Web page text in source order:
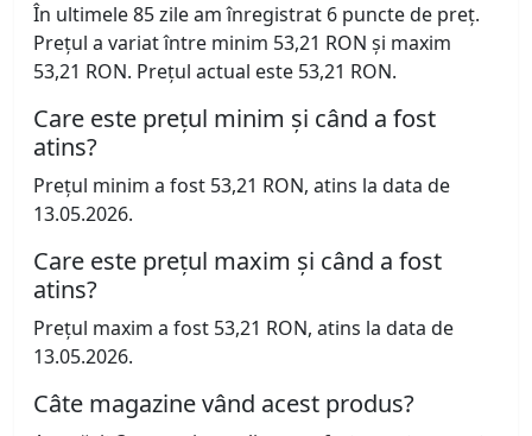
În ultimele 85 zile am înregistrat 6 puncte de preț.
Prețul a variat între minim 53,21 RON și maxim
53,21 RON. Prețul actual este 53,21 RON.
Care este prețul minim și când a fost
atins?
Prețul minim a fost 53,21 RON, atins la data de
13.05.2026.
Care este prețul maxim și când a fost
atins?
Prețul maxim a fost 53,21 RON, atins la data de
13.05.2026.
Câte magazine vând acest produs?